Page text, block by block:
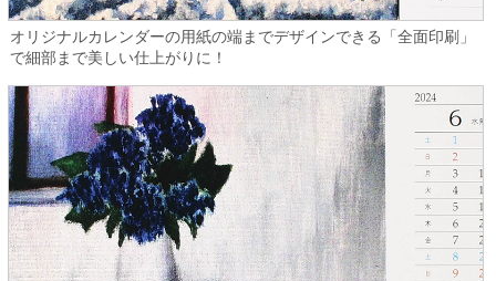
オリジナルカレンダーの用紙の端までデザインできる「全面印刷」
で細部まで美しい仕上がりに！